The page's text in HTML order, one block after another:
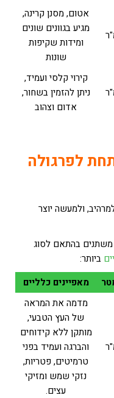
אטום, מסנן קרינה,
מגיע בגוונים שונים
ומידות שקיפות
שונות
קירוי קלסי ועמיד,
ניתן להזמין בשחור,
אדום וצהוב
לפרגולה
ולמעשה יוצר
משתנים בהתאם לסוג
ביותר:
מאפיינים כלליים
מדמה את המראה
של העץ הטבעי,
מותקן ללא קידוחים
והברגה ועמיד בפני
טרמיטים, פטריות,
נזקי שמש ומזיקי
עצים.